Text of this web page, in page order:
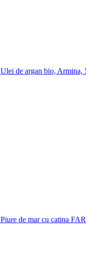
Ulei de argan bio, Armina,
Piure de mar cu catina